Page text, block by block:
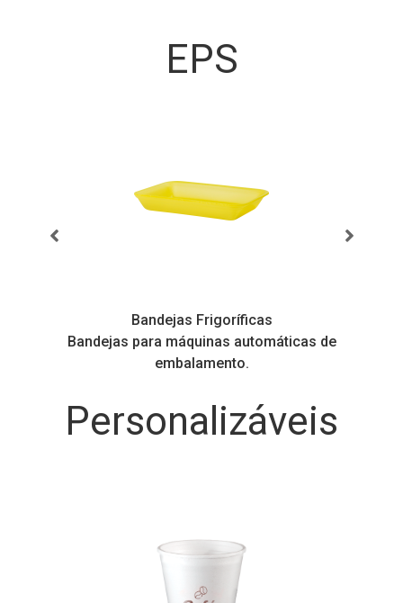
EPS
Bandejas Frigoríficas
Bandejas para máquinas automáticas de
embalamento.
Personalizáveis